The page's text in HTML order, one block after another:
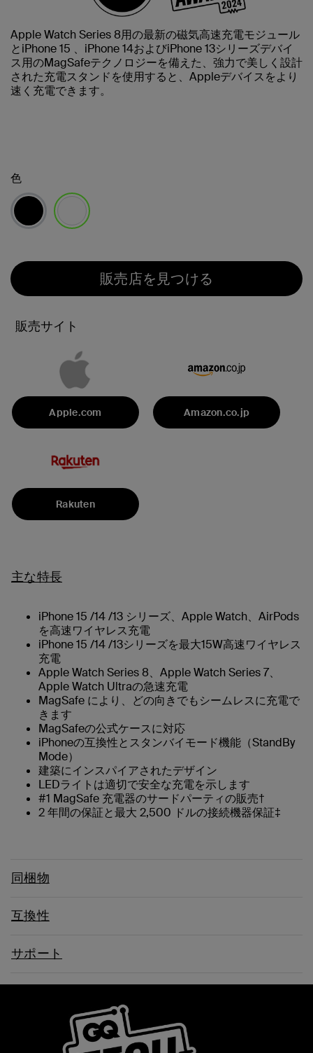
Apple Watch Series 8用の最新の磁気高速充電モジュール
とiPhone 15 、iPhone 14およびiPhone 13シリーズデバイ
ス用のMagSafeテクノロジーを備えた、強力で美しく設計
された充電スタンドを使用すると、Appleデバイスをより
速く充電できます。
色
販売店を見つける
販売サイト
Apple.com Amazon.co.jp
Rakuten
主な特長
iPhone 15 /14 /13 シリーズ、Apple Watch、AirPods
を高速ワイヤレス充電
iPhone 15 /14 /13シリーズを最大15W高速ワイヤレス
充電
Apple Watch Series 8、Apple Watch Series 7、
Apple Watch Ultraの急速充電
MagSafe により、どの向きでもシームレスに充電で
きます
MagSafeの公式ケースに対応
iPhoneの互換性とスタンバイモード機能（StandBy
Mode）
建築にインスパイアされたデザイン
LEDライトは適切で安全な充電を示します
#1 MagSafe 充電器のサードパーティの販売†
2 年間の保証と最大 2,500 ドルの接続機器保証‡
同梱物
互換性
サポート